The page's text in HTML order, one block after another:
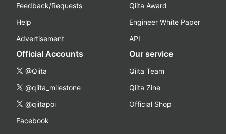
Feedback/Requests
Help
Advertisement
Qiita Award
Engineer White Paper
API
Official Accounts
@Qiita
@qiita_milestone
@qiitapoi
Facebook
Our service
Qiita Team
Qiita Zine
Official Shop